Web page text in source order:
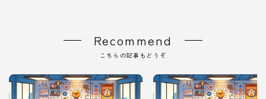
Recommend
こちらの記事もどうぞ